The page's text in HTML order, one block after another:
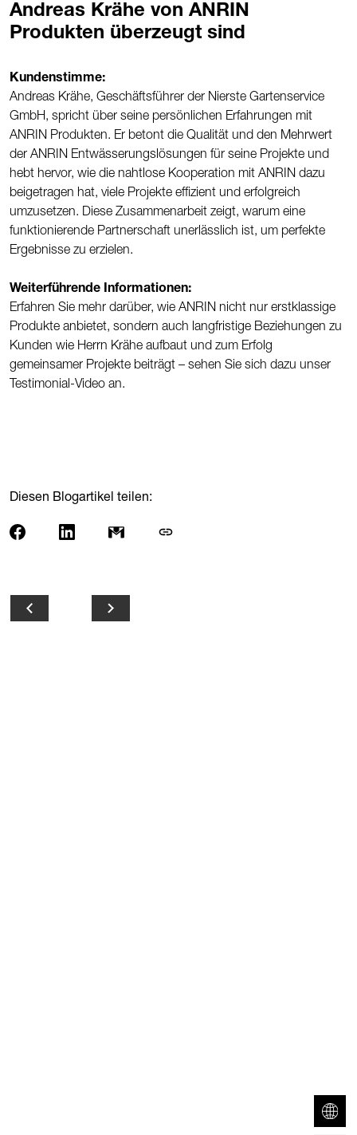
Andreas Krähe von ANRIN
Produkten überzeugt sind
Kundenstimme:
Andreas Krähe, Geschäftsführer der Nierste Gartenservice
GmbH, spricht über seine persönlichen Erfahrungen mit
ANRIN Produkten. Er betont die Qualität und den Mehrwert
der ANRIN Entwässerungslösungen für seine Projekte und
hebt hervor, wie die nahtlose Kooperation mit ANRIN dazu
beigetragen hat, viele Projekte effizient und erfolgreich
umzusetzen. Diese Zusammenarbeit zeigt, warum eine
funktionierende Partnerschaft unerlässlich ist, um perfekte
Ergebnisse zu erzielen.
Weiterführende Informationen:
Erfahren Sie mehr darüber, wie ANRIN nicht nur erstklassige
Produkte anbietet, sondern auch langfristige Beziehungen zu
Kunden wie Herrn Krähe aufbaut und zum Erfolg
gemeinsamer Projekte beiträgt – sehen Sie sich dazu unser
Testimonial-Video an.
Diesen Blogartikel teilen: